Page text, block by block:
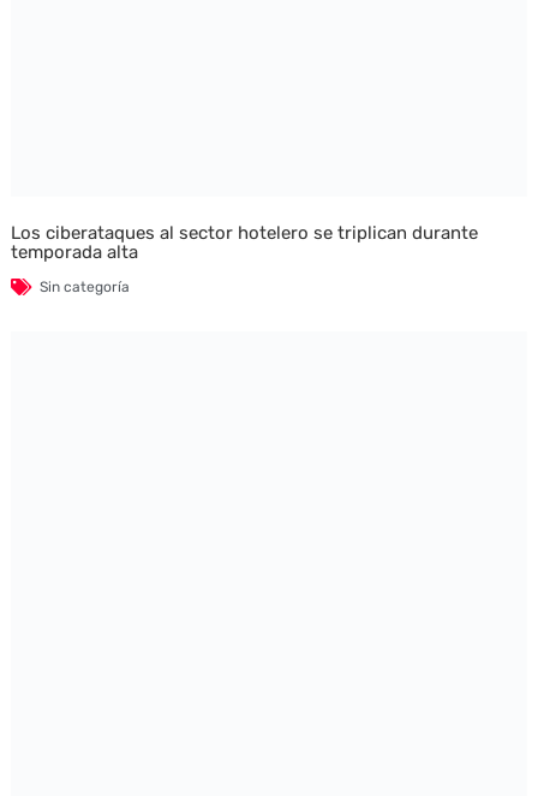
Los ciberataques al sector hotelero se triplican durante
temporada alta
Sin categoría